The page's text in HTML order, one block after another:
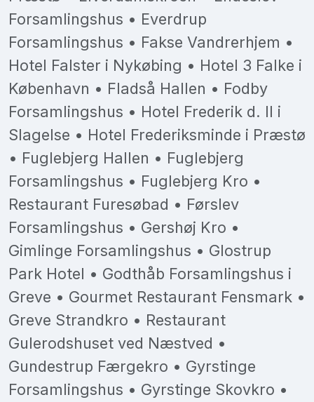
Forsamlingshus • Everdrup
Forsamlingshus • Fakse Vandrerhjem •
Hotel Falster i Nykøbing • Hotel 3 Falke i
København • Fladså Hallen • Fodby
Forsamlingshus • Hotel Frederik d. II i
Slagelse • Hotel Frederiksminde i Præstø
• Fuglebjerg Hallen • Fuglebjerg
Forsamlingshus • Fuglebjerg Kro •
Restaurant Furesøbad • Førslev
Forsamlingshus • Gershøj Kro •
Gimlinge Forsamlingshus • Glostrup
Park Hotel • Godthåb Forsamlingshus i
Greve • Gourmet Restaurant Fensmark •
Greve Strandkro • Restaurant
Gulerodshuset ved Næstved •
Gundestrup Færgekro • Gyrstinge
Forsamlingshus • Gyrstinge Skovkro •